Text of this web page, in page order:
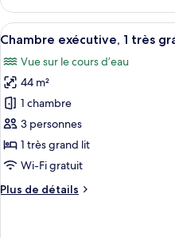
grand
lit,
en
coin
(Nile
View)
Chambre,
très
lit,
en
coin
(Nile
View)
Afficher
toutes
les
photos
pour
ce
type
de
chambre :
Chambre
9
Chambre exécutive, 1 très
Vue sur le cours d’eau
44 m²
1 chambre
3 personnes
1 très grand lit
Wi-Fi gratuit
Plus de détails
Plus